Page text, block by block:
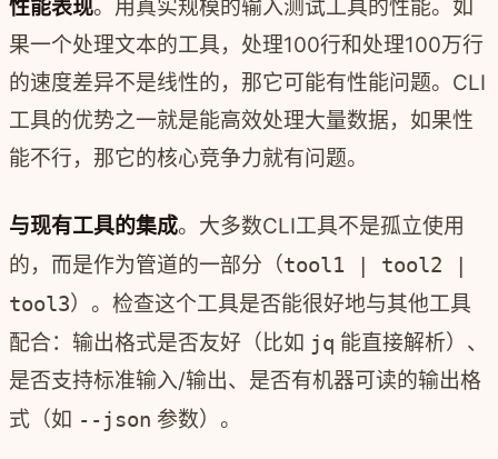
性能表现。用真实规模的输入测试工具的性能。如
果一个处理文本的工具，处理100行和处理100万行
的速度差异不是线性的，那它可能有性能问题。CLI
工具的优势之一就是能高效处理大量数据，如果性
能不行，那它的核心竞争力就有问题。
与现有工具的集成。大多数CLI工具不是孤立使用
的，而是作为管道的一部分（tool1 | tool2 |
tool3）。检查这个工具是否能很好地与其他工具
配合：输出格式是否友好（比如 jq 能直接解析）、
是否支持标准输入/输出、是否有机器可读的输出格
式（如 --json 参数）。